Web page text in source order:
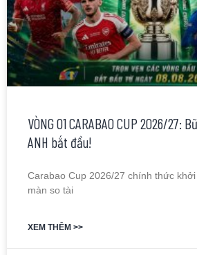
VÒNG 01 CARABAO CUP 2026/27:
ANH bắt đầu!
Carabao Cup 2026/27 chính thức
màn so tài
XEM THÊM >>